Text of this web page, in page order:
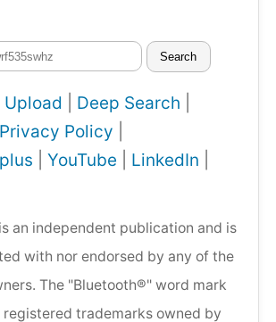
Search
Upload Deep Search
Privacy Policy
YouTube LinkedIn
an independent publication and is
with nor endorsed by any of the
The "Bluetooth®" word mark
registered trademarks owned by